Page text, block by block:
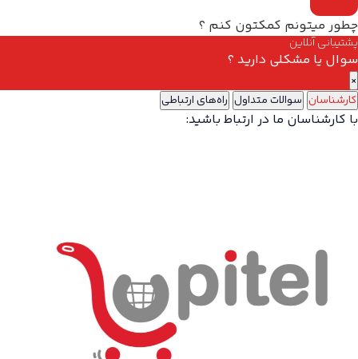
چطور میتونم کمکتون کنم ؟
پشتیبانی آنلاین
سوال یا مشکلی دارید ؟
×
کارشناسان سوالات متداول راه‌های ارتباطی
با کارشناسان ما در ارتباط باشید: